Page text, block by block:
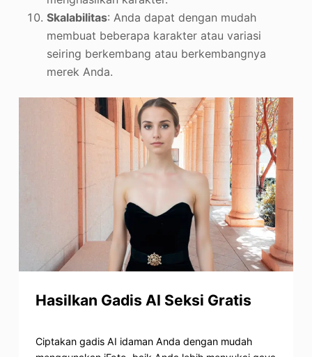
Skalabilitas: Anda dapat dengan mudah
membuat beberapa karakter atau variasi
seiring berkembang atau berkembangnya
merek Anda.
Hasilkan Gadis AI Seksi Gratis
Ciptakan gadis AI idaman Anda dengan mudah